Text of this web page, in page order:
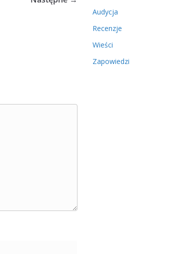
Audycja
Recenzje
Wieści
Zapowiedzi